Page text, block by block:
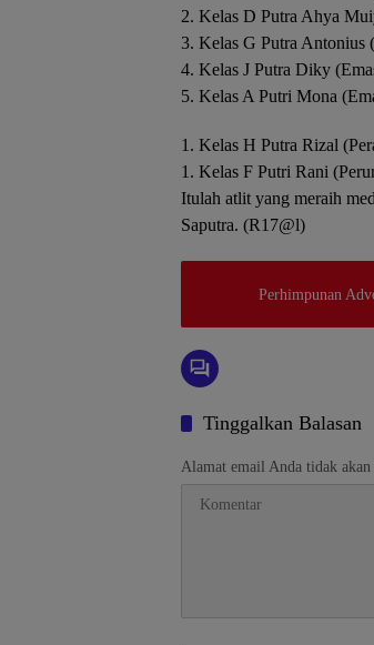
2. Kelas D Putra Ahya
3. Kelas G Putra Antonius
4. Kelas J Putra Diky
5. Kelas A Putri Mona
1. Kelas H Putra Rizal
1. Kelas F Putri Rani
Itulah atlit yang meraih
Saputra. (R17@l)
Perhimpunan
Tinggalkan Balasan
Alamat email Anda tidak